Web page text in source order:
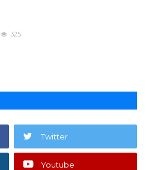
325
Twitter
Youtube